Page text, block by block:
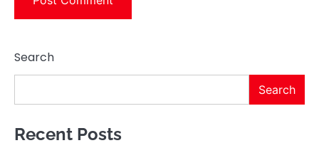
Search
Search
Recent Posts